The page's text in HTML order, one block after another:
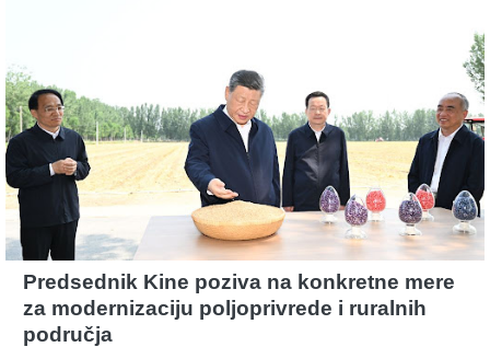
Predsednik Kine poziva na konkretne mere
za modernizaciju poljoprivrede i ruralnih
područja